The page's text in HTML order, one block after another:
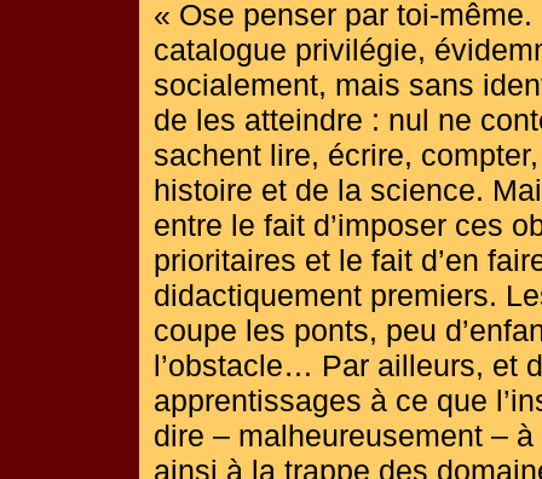
« Ose penser par toi-
catalogue privilégie,
socialement, mais sans
de les atteindre : nul ne
sachent lire, écrire,
histoire et de la science.
entre le fait d’imposer ces
prioritaires et le fait d’en
didactiquement premiers.
coupe les ponts, peu
l’obstacle… Par ailleurs, et
apprentissages à ce que
dire – malheureusement –
ainsi à la trappe des